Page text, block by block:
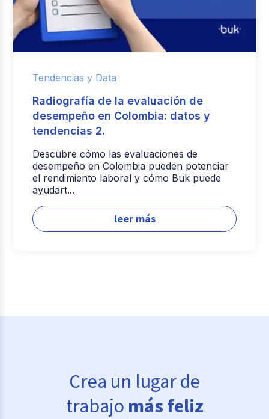
Tendencias y Data
Radiografía de la evaluación de
desempeño en Colombia: datos y
tendencias 2.
Descubre cómo las evaluaciones de
desempeño en Colombia pueden potenciar
el rendimiento laboral y cómo Buk puede
ayudart...
leer más
Crea un lugar de
trabajo más feliz